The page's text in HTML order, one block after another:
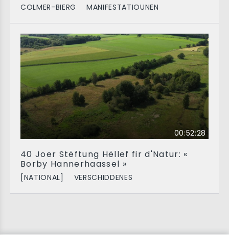
COLMER-BIERG MANIFESTATIOUNEN
00:52:28
40 Joer Stëftung Hëllef fir d'Natur: «
Borby Hannerhaassel »
[NATIONAL] VERSCHIDDENES